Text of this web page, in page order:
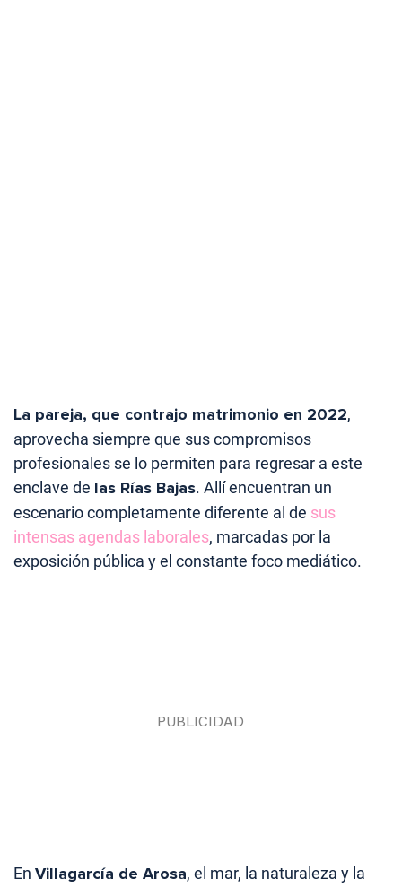
La pareja, que contrajo matrimonio en 2022,
aprovecha siempre que sus compromisos
profesionales se lo permiten para regresar a este
enclave de las Rías Bajas. Allí encuentran un
escenario completamente diferente al de sus
intensas agendas laborales, marcadas por la
exposición pública y el constante foco mediático.
En Villagarcía de Arosa, el mar, la naturaleza y la